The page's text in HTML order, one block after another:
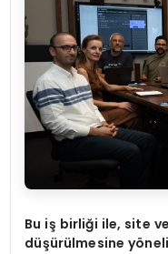
Bu iş birliği ile, site
düşürülmesine yö